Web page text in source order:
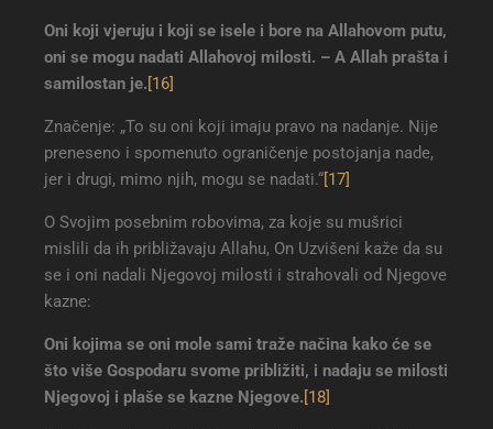
Oni koji vjeruju i koji se isele i bore na Allahovom putu,
oni se mogu nadati Allahovoj milosti. – A Allah prašta i
samilostan je.[16]
Značenje: „To su oni koji imaju pravo na nadanje. Nije
preneseno i spomenuto ograničenje postojanja nade,
jer i drugi, mimo njih, mogu se nadati.“[17]
O Svojim posebnim robovima, za koje su mušrici
mislili da ih približavaju Allahu, On Uzvišeni kaže da su
se i oni nadali Njegovoj milosti i strahovali od Njegove
kazne:
Oni kojima se oni mole sami traže načina kako će se
što više Gospodaru svome približiti, i nadaju se milosti
Njegovoj i plaše se kazne Njegove.[18]